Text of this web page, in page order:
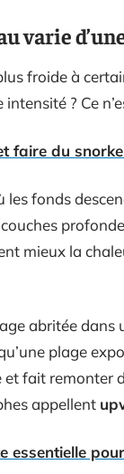
varie
froide à
? Ce
faire du
fonds
mieux la
abritée
plage
fait remonter
appellent
essentielle